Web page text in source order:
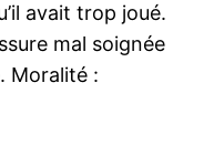
avait trop joué.
mal soignée
Moralité :